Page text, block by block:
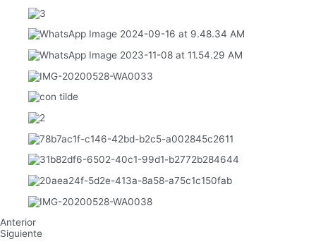
Anterior
Siguiente